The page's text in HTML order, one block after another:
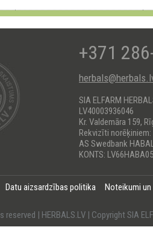
+371
SIA ELFARM
LV40003936046
Kr. Valdemāra 159,
Rekvizīti norēķiniem:
AS Swedbank
KONTS:
Datu aizsardzības politika Noteikumi
reserved | HERBALS.LV | Copyright SIA